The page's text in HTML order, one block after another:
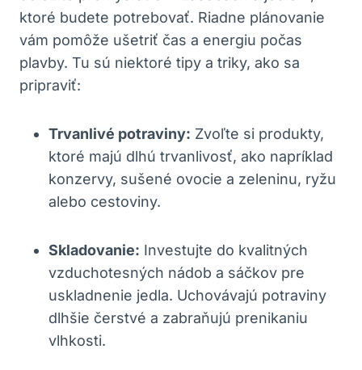
ktoré⁢ budete potrebovať.⁣ Riadne plánovanie
vám pomôže‌ ušetriť čas a energiu počas
plavby. Tu sú niektoré tipy a triky,⁣ ako sa
pripraviť:
Trvanlivé potraviny: Zvoľte si⁢ produkty,
ktoré majú dlhú trvanlivosť, ako napríklad
konzervy, ​sušené‍ ovocie a zeleninu, ryžu
alebo ⁢cestoviny.
Skladovanie: Investujte do kvalitných
vzduchotesných nádob a sáčkov‌ pre
uskladnenie jedla. Uchovávajú‍ potraviny
dlhšie čerstvé a zabraňujú prenikaniu
vlhkosti.